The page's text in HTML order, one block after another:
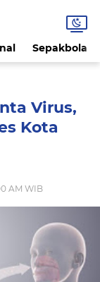
Sepakbola
Virus,
Kota
AM WIB